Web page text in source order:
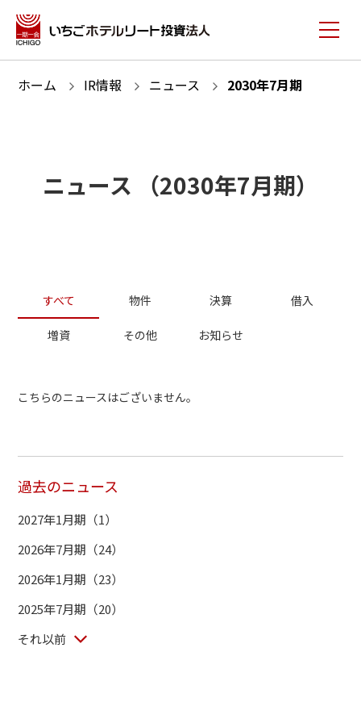
ホーム IR情報 ニュース 2030年7月期
ニュース （2030年7月期）
すべて 物件 決算 借入
増資 その他 お知らせ
こちらのニュースはございません。
過去のニュース
2027年1月期（1）
2026年7月期（24）
2026年1月期（23）
2025年7月期（20）
それ以前